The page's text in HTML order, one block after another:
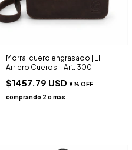
Morral cuero engrasado | El
Arriero Cueros – Art. 300
$1457.79 USD